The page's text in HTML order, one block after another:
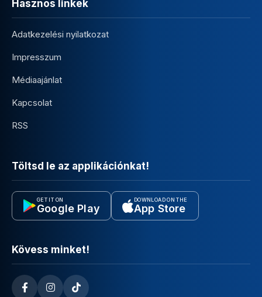
Hasznos linkek
Adatkezelési nyilatkozat
Impresszum
Médiaajánlat
Kapcsolat
RSS
Töltsd le az applikációnkat!
GET IT ON
Google Play
DOWNLOAD ON THE
App Store
Kövess minket!